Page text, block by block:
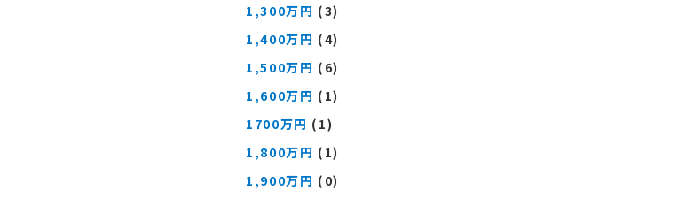
1,300万円 (3)
1,400万円 (4)
1,500万円 (6)
1,600万円 (1)
1700万円 (1)
1,800万円 (1)
1,900万円 (0)